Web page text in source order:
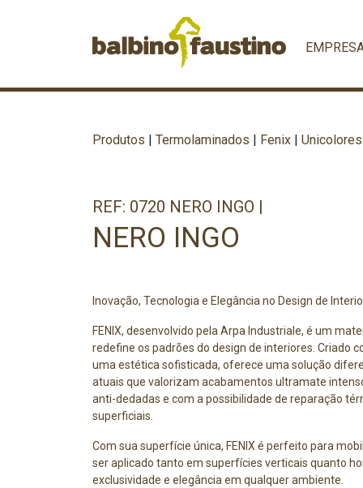
Produtos | Termolaminados | Fenix | Unicolores
REF: 0720 NERO INGO |
NERO INGO
Inovação, Tecnologia e Elegância no Design de
FENIX, desenvolvido pela Arpa Industriale, é um
redefine os padrões do design de interiores. Criado
uma estética sofisticada, oferece uma solução
atuais que valorizam acabamentos ultramate
anti-dedadas e com a possibilidade de reparação
superficiais.
Com sua superfície única, FENIX é perfeito para
ser aplicado tanto em superfícies verticais quanto
exclusividade e elegância em qualquer ambiente.